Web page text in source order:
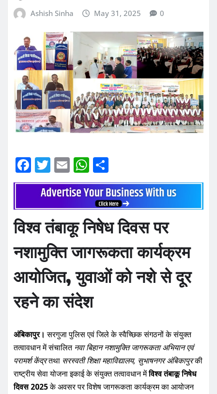
Ashish Sinha May 31, 2025 0
F
a
e
b
o
o
k
T
w
it
te
r
E
m
ai
l
W
h
at
s
A
p
p
h
ar
e
विश्व तंबाकू निषेध दिवस पर
नशामुक्ति जागरूकता कार्यक्रम
आयोजित, युवाओं को नशे से दूर
रहने का संदेश
अंबिकापुर। सरगुजा पुलिस एवं जिले के स्वैच्छिक संगठनों के संयुक्त
तत्वावधान में संचालित नवा बिहान नशामुक्ति जागरूकता अभियान एवं
परामर्श केंद्रतथा सरस्वती शिक्षा महाविद्यालय, सुभाषनगर अंबिकापुरकी
राष्ट्रीय सेवा योजना इकाई के संयुक्त तत्वावधान मेंविश्व तंबाकू निषेध
दिवस 2025के अवसर पर विशेष जागरूकता कार्यक्रम का आयोजन